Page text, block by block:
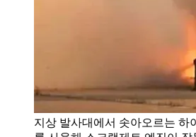
지상 발사대에서 솟아오르는 하